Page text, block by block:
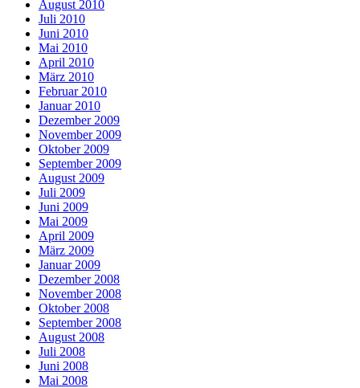
August 2010
Juli 2010
Juni 2010
Mai 2010
April 2010
März 2010
Februar 2010
Januar 2010
Dezember 2009
November 2009
Oktober 2009
September 2009
August 2009
Juli 2009
Juni 2009
Mai 2009
April 2009
März 2009
Januar 2009
Dezember 2008
November 2008
Oktober 2008
September 2008
August 2008
Juli 2008
Juni 2008
Mai 2008